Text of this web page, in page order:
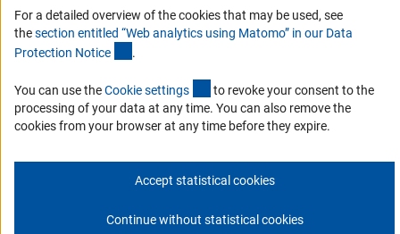
Receive news from the DFG directly in your mailbox.
Контакты Политика конфиденциальности Выходные данные
For a detailed overview of the cookies that may be used, see
thesection entitled “Web analytics using Matomo” in our Data
Protection Notice .
You can use theCookie settings (externer Link)
to revoke your consent to the
processing of your data at any time. You can also remove the
cookies from your browser at any time before they expire.
Accept statistical cookies
Continue without statistical cookies